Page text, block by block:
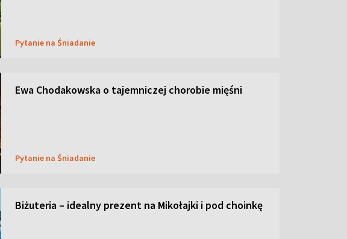
Pytanie na Śniadanie
Ewa Chodakowska o tajemniczej chorobie mięśni
Pytanie na Śniadanie
Biżuteria – idealny prezent na Mikołajki i pod choinkę